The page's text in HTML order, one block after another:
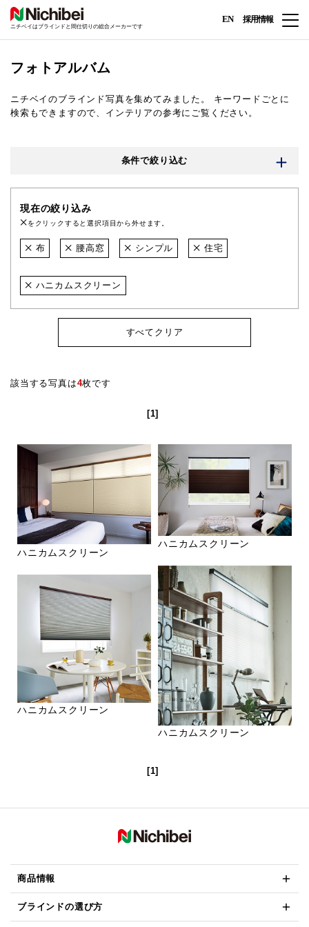
ニチベイはブラインドと間仕切りの総合メーカーです
EN 採用情報
フォトアルバム
ニチベイのブラインド写真を集めてみました。
キーワードごとに
検索もできますので、インテリアの参考にご覧ください。
条件で絞り込む
現在の絞り込み
をクリックすると選択項目から外せます。
布 腰高窓 シンプル 住宅
ハニカムスクリーン
すべてクリア
該当する写真は4枚です
[1]
ハニカムスクリーン
ハニカムスクリーン
ハニカムスクリーン
ハニカムスクリーン
[1]
商品情報
ブラインドの選び方